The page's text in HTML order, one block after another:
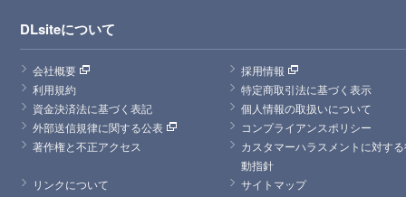
DLsiteについて
会社概要
採用情報
利用規約
特定商取引法に基づく表示
資金決済法に基づく表記
個人情報の取扱いについて
外部送信規律に関する公表
コンプライアンスポリシー
著作権と不正アクセス
カスタマーハラスメントに対す
動指針
リンクについて
サイトマップ